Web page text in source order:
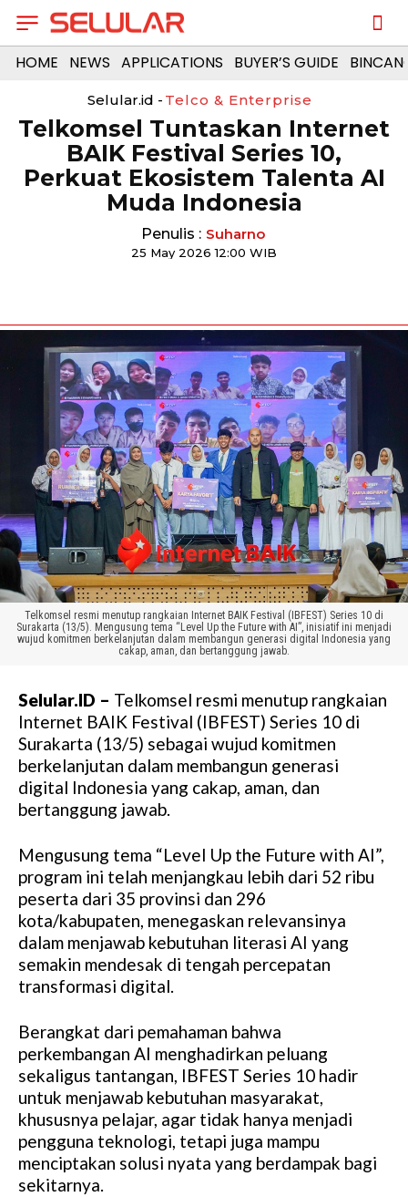
HOME NEWS APPLICATIONS BUYER’S GUIDE
Selular.id - Telco & Enterprise
Telkomsel Tuntaskan Internet
BAIK Festival Series 10,
Perkuat Ekosistem Talenta AI
Muda Indonesia
Penulis : Suharno
25 May 2026 12:00 WIB
Telkomsel resmi menutup rangkaian Internet BAIK Festival (IBFEST) Series 10 di
Surakarta (13/5). Mengusung tema “Level Up the Future with AI”, inisiatif ini menjadi
wujud komitmen berkelanjutan dalam membangun generasi digital Indonesia yang
cakap, aman, dan bertanggung jawab.
Selular.ID – Telkomsel resmi menutup rangkaian
Internet BAIK Festival (IBFEST) Series 10 di
Surakarta (13/5) sebagai wujud komitmen
berkelanjutan dalam membangun generasi
digital Indonesia yang cakap, aman, dan
bertanggung jawab.
Mengusung tema “Level Up the Future with AI”,
program ini telah menjangkau lebih dari 52 ribu
peserta dari 35 provinsi dan 296
kota/kabupaten, menegaskan relevansinya
dalam menjawab kebutuhan literasi AI yang
semakin mendesak di tengah percepatan
transformasi digital.
Berangkat dari pemahaman bahwa
perkembangan AI menghadirkan peluang
sekaligus tantangan, IBFEST Series 10 hadir
untuk menjawab kebutuhan masyarakat,
khususnya pelajar, agar tidak hanya menjadi
pengguna teknologi, tetapi juga mampu
menciptakan solusi nyata yang berdampak bagi
sekitarnya.